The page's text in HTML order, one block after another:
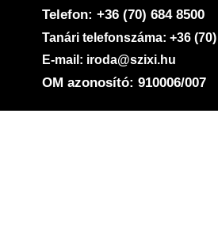
Telefon: +36 (70) 684 8500
Tanári telefonszáma: +36
E-mail: iroda@szixi.hu
OM azonosító: 910006/007